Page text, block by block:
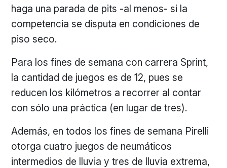
haga una parada de pits -al menos- si la
competencia se disputa en condiciones de
piso seco.
Para los fines de semana con carrera Sprint,
la cantidad de juegos es de 12, pues se
reducen los kilómetros a recorrer al contar
con sólo una práctica (en lugar de tres).
Además, en todos los fines de semana Pirelli
otorga cuatro juegos de neumáticos
intermedios de lluvia y tres de lluvia extrema,